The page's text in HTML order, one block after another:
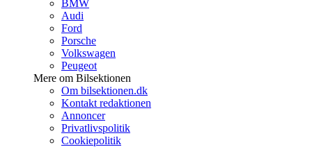
BMW
Audi
Ford
Porsche
Volkswagen
Peugeot
Mere om Bilsektionen
Om bilsektionen.dk
Kontakt redaktionen
Annoncer
Privatlivspolitik
Cookiepolitik